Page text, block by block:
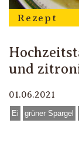
Rezept
und
01.06.2021
Ei grüner Spargel